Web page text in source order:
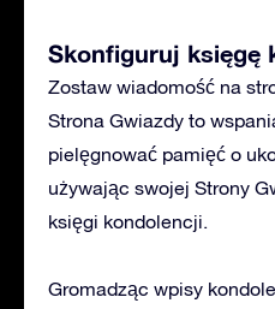
Skonfiguruj księgę
Zostaw wiadomość na
Strona Gwiazdy to
pielęgnować pamięć o
używając swojej Strony
księgi kondolencji.
Gromadząc wpisy